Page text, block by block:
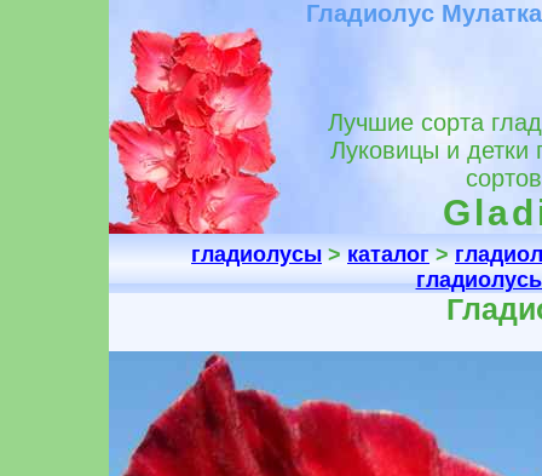
Гладиолус
Лучшие сорта
Луковицы и детки
гладиолусы>каталог>